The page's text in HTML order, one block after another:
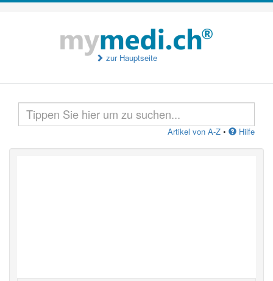
zur Hauptseite
Artikel von A-Z • Hilfe